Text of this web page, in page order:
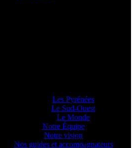
Les Pyrénées
Le Sud-Ouest
Le Monde
Notre Équipe
Notre vision
Nos guides et accompagnateurs
- Rando & BBQ - 1 jour -